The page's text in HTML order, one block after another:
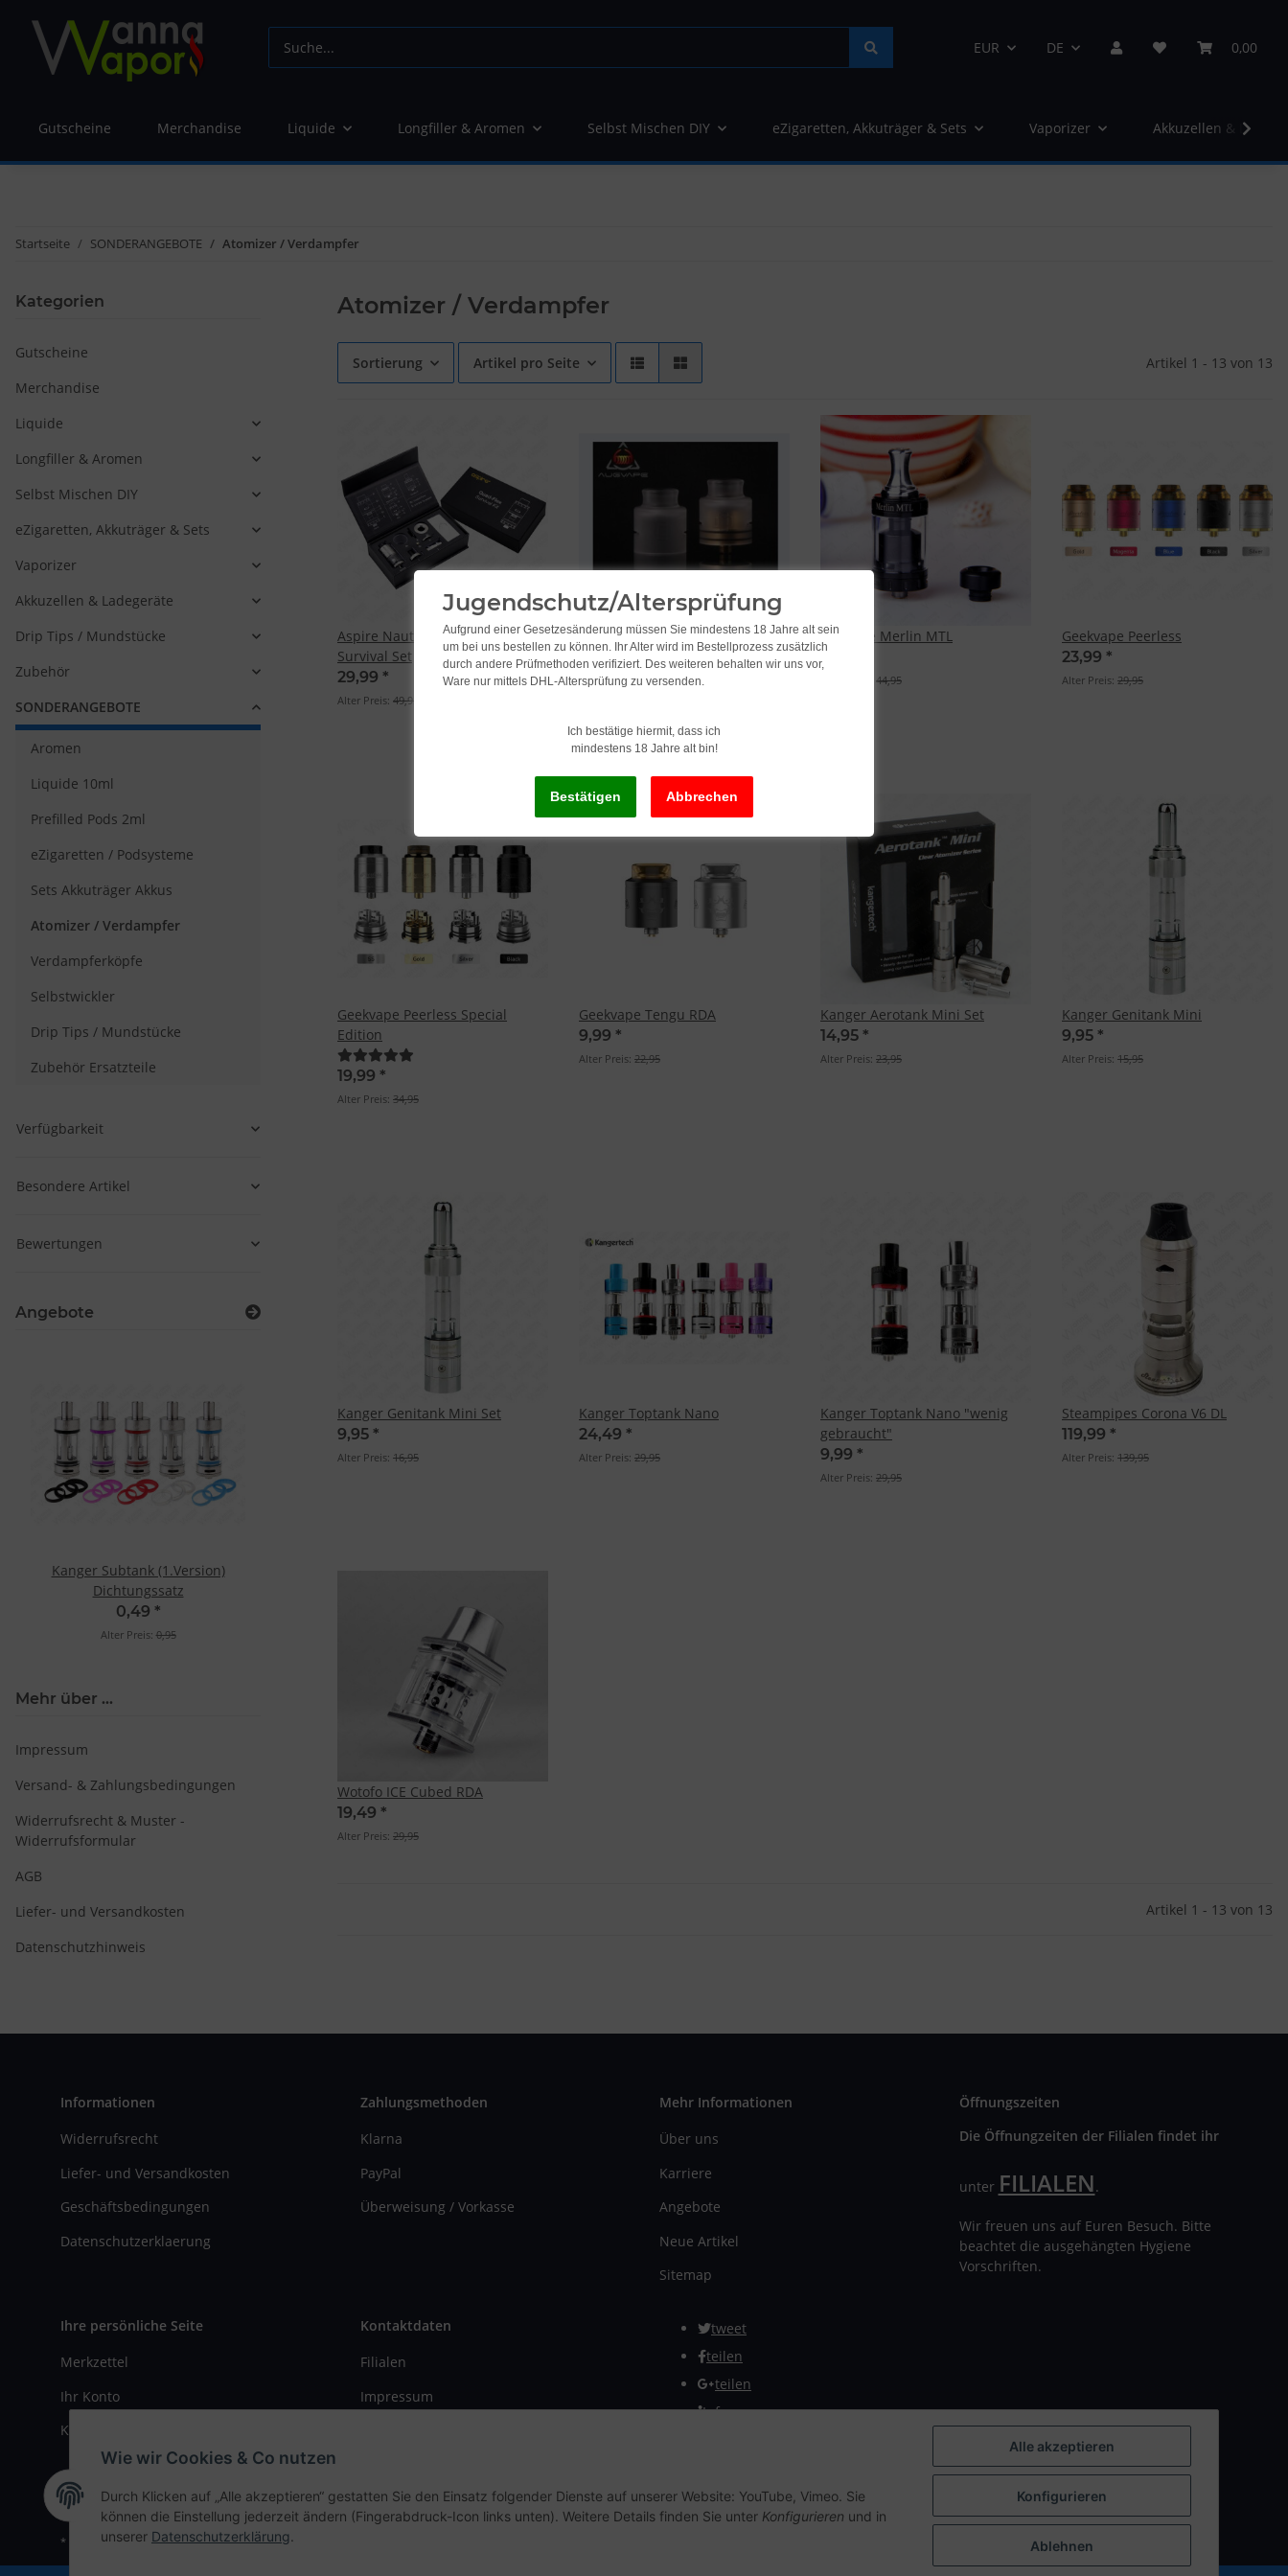
EUR DE 0,00
Gutscheine Merchandise Liquide Longfiller & Aromen Selbst Mischen DIY eZigaretten, Akkuträger & Sets Vaporizer Akkuzellen &
Startseite SONDERANGEBOTE Atomizer / Verdampfer
Atomizer / Verdampfer
Sortierung Artikel pro Seite Artikel 1 - 13 von 13
Aspire Nautilus X Quad-Flex
Survival Set
29,99 *
Alter Preis: 49,95
Augvape Druga RDA
29,99*
Alter Preis:39,95
Augvape Merlin MTL
29,99
44,95
Geekvape Peerless
23,99 *
Alter Preis: 29,95
Geekvape Peerless Special
Edition
19,99 *
Alter Preis: 34,95
Geekvape Tengu RDA
9,99 *
Alter Preis: 22,95
Kanger Aerotank Mini Set
14,95 *
Alter Preis: 23,95
Kanger Genitank Mini
9,95 *
Alter Preis: 15,95
Kanger Genitank Mini Set
9,95 *
Alter Preis: 16,95
Kanger Toptank Nano
24,49 *
Alter Preis: 29,95
Kanger Toptank Nano "wenig
gebraucht"
9,99 *
Alter Preis: 29,95
Steampipes Corona V6 DL
119,99 *
Alter Preis: 139,95
Wotofo ICE Cubed RDA
19,49 *
Alter Preis: 29,95
Artikel 1 - 13 von 13
Kategorien
Gutscheine
Merchandise
Liquide
Longfiller & Aromen
Selbst Mischen DIY
eZigaretten, Akkuträger & Sets
Vaporizer
Akkuzellen & Ladegeräte
Drip Tips / Mundstücke
Zubehör
SONDERANGEBOTE
Aromen
Liquide 10ml
Prefilled Pods 2ml
eZigaretten / Podsysteme
Sets Akkuträger Akkus
Atomizer / Verdampfer
Verdampferköpfe
Selbstwickler
Drip Tips / Mundstücke
Zubehör Ersatzteile
Verfügbarkeit
Besondere Artikel
Bewertungen
Angebote
Kanger Subtank (1.Version)
Dichtungssatz
0,49 *
Alter Preis: 0,95
Mehr über ...
Impressum
Versand- & Zahlungsbedingungen
Widerrufsrecht & Muster -
Widerrufsformular
AGB
Liefer- und Versandkosten
Datenschutzhinweis
Informationen
Widerrufsrecht
Liefer- und Versandkosten
Geschäftsbedingungen
Datenschutzerklaerung
Zahlungsmethoden
Klarna
PayPal
Überweisung / Vorkasse
Mehr Informationen
Über uns
Karriere
Angebote
Neue Artikel
Sitemap
Öffnungszeiten
Die Öffnungzeiten der Filialen findet ihr
unter FILIALEN.
Wir freuen uns auf Euren Besuch. Bitte
beachtet die ausgehängten Hygiene
Vorschriften.
Ihre persönliche Seite
Merkzettel
Ihr Konto
Kasse
Kontaktdaten
Filialen
Impressum
tweet
teilen
teilen
Info
Vertrag widerrufen
* Alle Preise inkl. gesetzlicher USt., zzgl.Versand
Jugendschutz/Altersprüfung
Aufgrund einer Gesetzesänderung müssen Sie mindestens 18 Jahre alt sein
um bei uns bestellen zu können. Ihr Alter wird im Bestellprozess zusätzlich
durch andere Prüfmethoden verifiziert. Des weiteren behalten wir uns vor,
Ware nur mittels DHL-Altersprüfung zu versenden.
Ich bestätige hiermit, dass ich
mindestens 18 Jahre alt bin!
Wie wir Cookies & Co nutzen
Durch Klicken auf „Alle akzeptieren“ gestatten Sie den Einsatz folgender Dienste auf unserer Website: YouTube, Vimeo. Sie
können die Einstellung jederzeit ändern (Fingerabdruck-Icon links unten). Weitere Details finden Sie unter Konfigurieren und in
unserer Datenschutzerklärung.
Alle akzeptieren
Konfigurieren
Ablehnen